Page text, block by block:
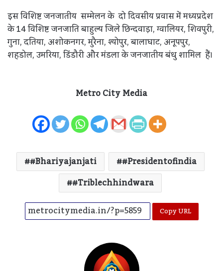
इस विशिष्ट जनजातीय सम्मेलन के दो दिवसीय प्रवास में मध्यप्रदेश
के 14 विशिष्ट जनजाति बाहुल्य जिले छिन्दवाड़ा, ग्वालियर, शिवपुरी,
गुना, दतिया, अशोकनगर, मुरैना, श्योपुर, बालाघाट, अनूपपुर,
शहडोल, उमरिया, डिंडौरी और मंडला के जनजातीय बंधु शामिल हैं।
Metro City Media
#bhariyajanjati
#presidentofindia
#triblechhindwara
Copy URL